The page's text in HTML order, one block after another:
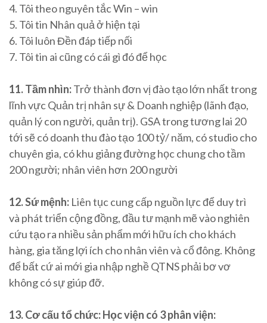
4. Tôi theo nguyên tắc Win – win
5. Tôi tin Nhân quả ở hiện tại
6. Tôi luôn Đền đáp tiếp nối
7. Tôi tin ai cũng có cái gì đó để học
11. Tầm nhìn:Trở thành đơn vị đào tạo lớn nhất trong
lĩnh vực Quản trị nhân sự & Doanh nghiệp (lãnh đạo,
quản lý con người, quản trị). GSA trong tương lai 20
tới sẽ có doanh thu đào tạo 100 tỷ/ năm, có studio cho
chuyên gia, có khu giảng đường học chung cho tầm
200 người; nhân viên hơn 200 người
12. Sứ mệnh: Liên tục cung cấp nguồn lực để duy trì
và phát triển cộng đồng, đầu tư mạnh mẽ vào nghiên
cứu tạo ra nhiều sản phẩm mới hữu ích cho khách
hàng, gia tăng lợi ích cho nhân viên và cổ đông. Không
để bất cứ ai mới gia nhập nghề QTNS phải bơ vơ
không có sự giúp đỡ.
13. Cơ cấu tổ chức: Học viện có 3 phân viện: